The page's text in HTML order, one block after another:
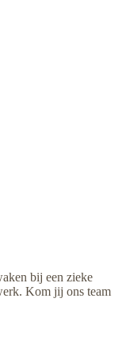
bij een zieke
Kom jij ons team